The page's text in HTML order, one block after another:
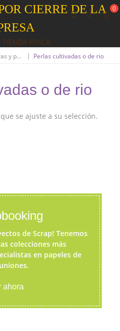
CIERRE DE LA
FISICA
0
Gemas, piedras y perlas | Perlas cultivadas o de rio
o de rio
se ajuste a su selección.
de Scrap! Tenemos
colecciones más
en papeles de
ahora